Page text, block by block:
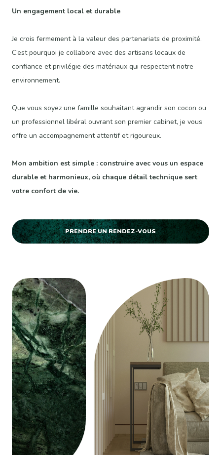
Un engagement local et durable
Je crois fermement à la valeur des partenariats de proximité.
C’est pourquoi je collabore avec des artisans locaux de
confiance et privilégie des matériaux qui respectent notre
environnement.
Que vous soyez une famille souhaitant agrandir son cocon ou
un professionnel libéral ouvrant son premier cabinet, je vous
offre un accompagnement attentif et rigoureux.
Mon ambition est simple : construire avec vous un espace
durable et harmonieux, où chaque détail technique sert
votre confort de vie.
PRENDRE UN RENDEZ-VOUS